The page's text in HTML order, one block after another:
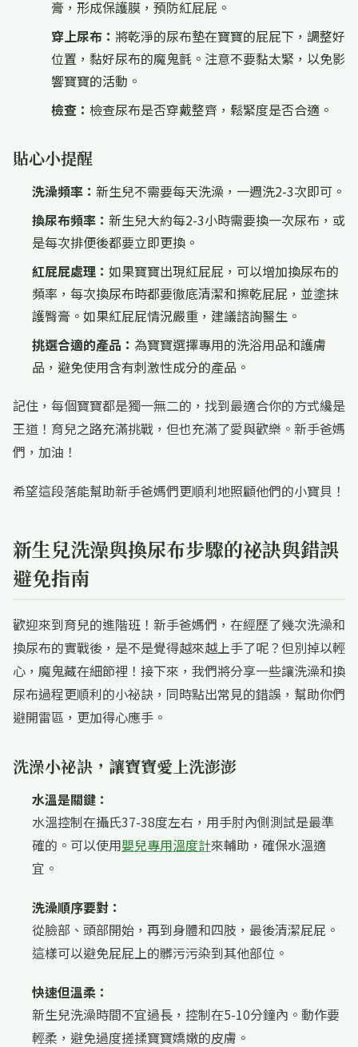
膏，形成保護膜，預防紅屁屁。
穿上尿布： 將乾淨的尿布墊在寶寶的屁屁下，調整好
位置，黏好尿布的魔鬼氈。注意不要黏太緊，以免影
響寶寶的活動。
檢查： 檢查尿布是否穿戴整齊，鬆緊度是否合適。
貼心小提醒
洗澡頻率： 新生兒不需要每天洗澡，一週洗2-3次即可。
換尿布頻率： 新生兒大約每2-3小時需要換一次尿布，或
是每次排便後都要立即更換。
紅屁屁處理： 如果寶寶出現紅屁屁，可以增加換尿布的
頻率，每次換尿布時都要徹底清潔和擦乾屁屁，並塗抹
護臀膏。如果紅屁屁情況嚴重，建議諮詢醫生。
挑選合適的產品： 為寶寶選擇專用的洗浴用品和護膚
品，避免使用含有刺激性成分的產品。
記住，每個寶寶都是獨一無二的，找到最適合你的方式纔是
王道！育兒之路充滿挑戰，但也充滿了愛與歡樂。新手爸媽
們，加油！
希望這段落能幫助新手爸媽們更順利地照顧他們的小寶貝！
新生兒洗澡與換尿布步驟的祕訣與錯誤
避免指南
歡迎來到育兒的進階班！新手爸媽們，在經歷了幾次洗澡和
換尿布的實戰後，是不是覺得越來越上手了呢？但別掉以輕
心，魔鬼藏在細節裡！接下來，我們將分享一些讓洗澡和換
尿布過程更順利的小祕訣，同時點出常見的錯誤，幫助你們
避開雷區，更加得心應手。
洗澡小祕訣，讓寶寶愛上洗澎澎
水溫是關鍵：
水溫控制在攝氏37-38度左右，用手肘內側測試是最準
確的。可以使用嬰兒專用溫度計來輔助，確保水溫適
宜。
洗澡順序要對：
從臉部、頭部開始，再到身體和四肢，最後清潔屁屁。
這樣可以避免屁屁上的髒污污染到其他部位。
快速但溫柔：
新生兒洗澡時間不宜過長，控制在5-10分鐘內。動作要
輕柔，避免過度搓揉寶寶嬌嫩的皮膚。